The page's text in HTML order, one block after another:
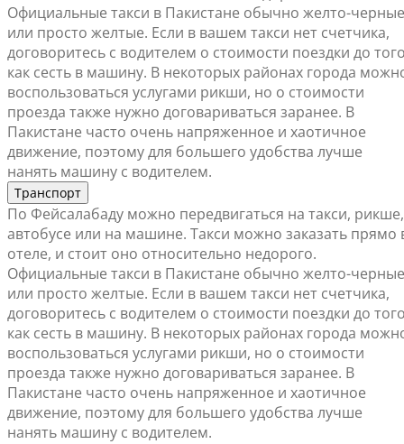
Официальные такси в Пакистане обычно желто-черные
или просто желтые. Если в вашем такси нет счетчика,
договоритесь с водителем о стоимости поездки до
как сесть в машину. В некоторых районах города
воспользоваться услугами рикши, но о стоимости
проезда также нужно договариваться заранее. В
Пакистане часто очень напряженное и хаотичное
движение, поэтому для большего удобства лучше
нанять машину с водителем.
Транспорт
По Фейсалабаду можно передвигаться на такси, рикше,
автобусе или на машине. Такси можно заказать прямо
отеле, и стоит оно относительно недорого.
Официальные такси в Пакистане обычно желто-черные
или просто желтые. Если в вашем такси нет счетчика,
договоритесь с водителем о стоимости поездки до
как сесть в машину. В некоторых районах города
воспользоваться услугами рикши, но о стоимости
проезда также нужно договариваться заранее. В
Пакистане часто очень напряженное и хаотичное
движение, поэтому для большего удобства лучше
нанять машину с водителем.